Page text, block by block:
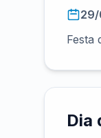
Festa
Dia